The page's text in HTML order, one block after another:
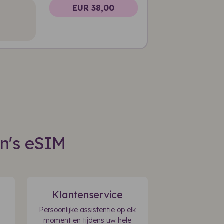
EUR 38,00
eSIM
Klantenservice
Persoonlijke assistentie op elk
moment en tijdens uw hele